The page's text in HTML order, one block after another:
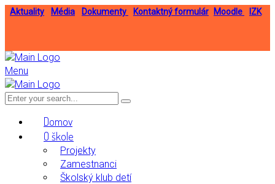
Aktuality Média Dokumenty IZK
Moodle
Kontaktný formulár
Menu
Domov
O škole
Projekty
Zamestnanci
Školský klub detí